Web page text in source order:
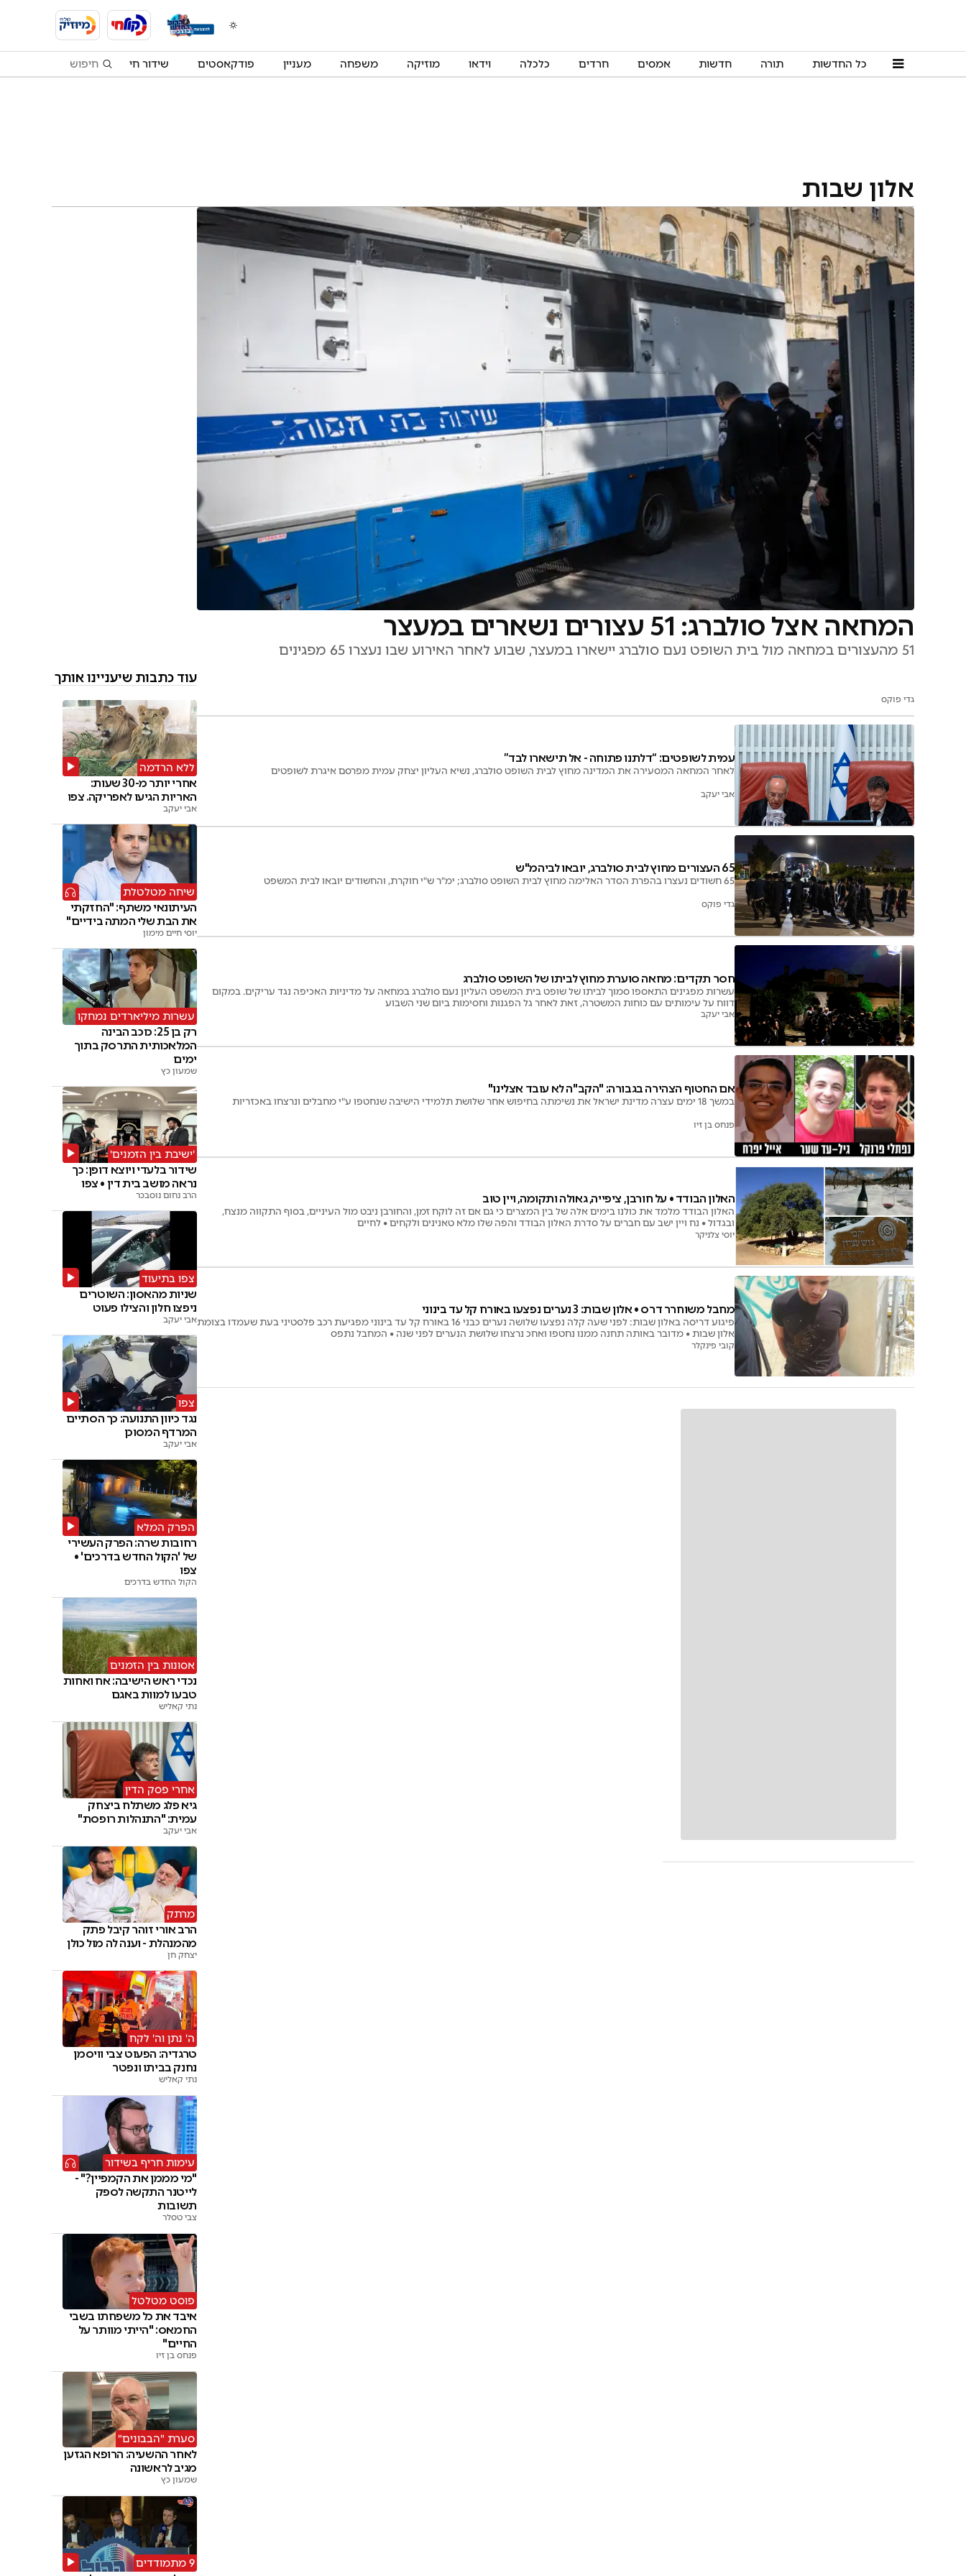
כל החדשות תורה חדשות אמסים חרדים כלכלה וידאו מוזיקה משפחה מעניין פודקאסטים שידור חי
אלון שבות
המחאה אצל סולברג: 51 עצורים נשארים במעצר
51 מהעצורים במחאה מול בית השופט נעם סולברג יישארו במעצר, שבוע לאחר האירוע שבו נעצרו 65 מפגינים
גדי פוקס
עמית לשופטים: “דלתנו פתוחה - אל תישארו לבד”
לאחר המחאה המסעירה את המדינה מחוץ לבית השופט סולברג, נשיא העליון יצחק עמית מפרסם איגרת לשופטים
אבי יעקב
65 העצורים מחוץ לבית סולברג, יובאו לביהמ"ש
65 חשודים נעצרו בהפרת הסדר האלימה מחוץ לבית השופט סולברג; ימ"ר ש"י חוקרת, והחשודים יובאו לבית המשפט
גדי פוקס
חסר תקדים: מחאה סוערת מחוץ לביתו של השופט סולברג
עשרות מפגינים התאספו סמוך לביתו של שופט בית המשפט העליון נעם סולברג במחאה על מדיניות האכיפה נגד עריקים. במקום
דווח על עימותים עם כוחות המשטרה, זאת לאחר גל הפגנות וחסימות ביום שני השבוע
אבי יעקב
אם החטוף הצהירה בגבורה: "הקב"ה לא עובד אצלינו"
במשך 18 ימים עצרה מדינת ישראל את נשימתה בחיפוש אחר שלושת תלמידי הישיבה שנחטפו ע"י מחבלים ונרצחו באכזריות
פנחס בן זיו
האלון הבודד • על חורבן, ציפייה, גאולה ותקומה, ויין טוב
האלון הבודד מלמד את כולנו בימים אלה של בין המצרים כי גם אם זה לוקח זמן, והחורבן ניבט מול העיניים, בסוף התקווה מנצח,
ובגדול • נח ויין ישב עם חברים על סדרת האלון הבודד והפה שלו מלא טאנינים ולקחים • לחיים
יוסי צלניקר
מחבל משוחרר דרס • אלון שבות: 3 נערים נפצעו באורח קל עד בינוני
פיגוע דריסה באלון שבות: לפני שעה קלה נפצעו שלושה נערים כבני 16 באורח קל עד בינוני מפגיעת רכב פלסטיני בעת שעמדו בצומת
אלון שבות • מדובר באותה תחנה ממנו נחטפו ואחכ נרצחו שלושת הנערים לפני שנה • המחבל נתפס
קובי פינקלר
עוד כתבות שיעניינו אותך
ללא הרדמה
אחרי יותר מ-30 שעות:
האריות הגיעו לאפריקה. צפו
אבי יעקב
שיחה מטלטלת
העיתונאי משתף: "החזקתי
את הבת שלי המתה בידיים"
יוסי חיים מימון
עשרות מיליארדים נמחקו
רק בן 25: כוכב הבינה
המלאכותית התרסק בתוך
ימים
שמעון כץ
'ישיבת בין הזמנים'
שידור בלעדי ויוצא דופן: כך
נראה מושב בית דין • צפו
הרב נחום נוסבכר
צפו בתיעוד
שניות מהאסון: השוטרים
ניפצו חלון והצילו פעוט
אבי יעקב
צפו
נגד כיוון התנועה: כך הסתיים
המרדף המסוכן
אבי יעקב
הפרק המלא
רחובות שרה: הפרק העשירי
של 'הקול החדש בדרכים' •
צפו
הקול החדש בדרכים
אסונות בין הזמנים
נכדי ראש הישיבה: אח ואחות
טבעו למוות באגם
נתי קאליש
אחרי פסק הדין
גיא פלג משתלח ביצחק
עמית: "התנהלות רופסת"
אבי יעקב
מרתק
הרב אורי זוהר קיבל פתק
מהמנהלת - וענה לה מול כולן
יצחק חן
ה' נתן וה' לקח
טרגדיה: הפעוט צבי וויסמן
נחנק בביתו ונפטר
נתי קאליש
עימות חריף בשידור
"מי מממן את הקמפיין?" -
לייטנר התקשה לספק
תשובות
צבי טסלר
פוסט מטלטל
איבד את כל משפחתו בשבי
החמאס: "הייתי מוותר על
החיים"
פנחס בן זיו
סערת "הבבונים"
לאחר ההשעיה: הרופא הגזען
מגיב לראשונה
שמעון כץ
9 מתמודדים